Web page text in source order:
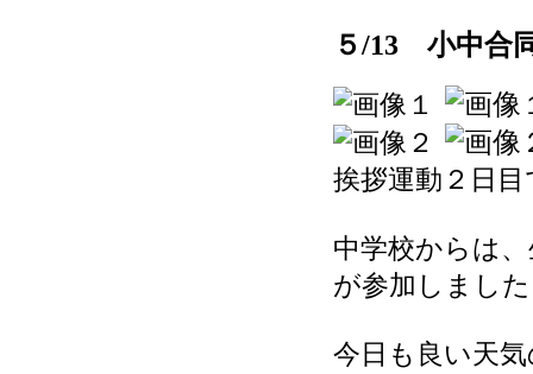
５/13 小中合
挨拶運動２日
中学校からは
が参加しまし
今日も良い天